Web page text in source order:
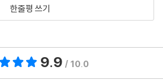
한줄평 쓰기
9.9 / 10.0